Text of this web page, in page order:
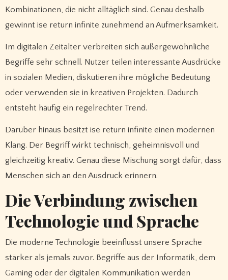
Kombinationen, die nicht alltäglich sind. Genau deshalb
gewinnt ise return infinite zunehmend an Aufmerksamkeit.
Im digitalen Zeitalter verbreiten sich außergewöhnliche
Begriffe sehr schnell. Nutzer teilen interessante Ausdrücke
in sozialen Medien, diskutieren ihre mögliche Bedeutung
oder verwenden sie in kreativen Projekten. Dadurch
entsteht häufig ein regelrechter Trend.
Darüber hinaus besitzt ise return infinite einen modernen
Klang. Der Begriff wirkt technisch, geheimnisvoll und
gleichzeitig kreativ. Genau diese Mischung sorgt dafür, dass
Menschen sich an den Ausdruck erinnern.
Die Verbindung zwischen
Technologie und Sprache
Die moderne Technologie beeinflusst unsere Sprache
stärker als jemals zuvor. Begriffe aus der Informatik, dem
Gaming oder der digitalen Kommunikation werden